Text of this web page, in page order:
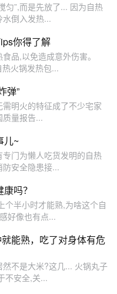
匀”,而是先放了... 因为自热
倒入发热...
你得了解
品,以免造成意外伤害。
火锅发热包...
弹”
明火的特征成了不少宅家
质量报告...
儿~
门为懒人吃货发明的自热
安全隐患接...
吗？
个半小时才能熟,为啥这个自
好像也有点...
能熟，吃了对身体有危
然不是大米?这几... 火锅丸子
不安全,关...